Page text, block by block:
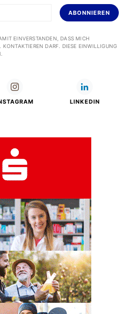
ABONNIEREN
EINVERSTANDEN, DASS MICH
KONTAKTIEREN DARF. DIESE EINWILLIGUNG
LINKEDIN